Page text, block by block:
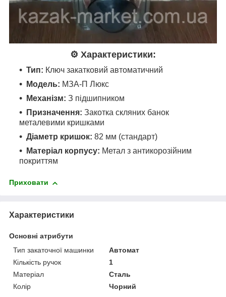
⚙️ Характеристики:
Тип: Ключ закатковий автоматичний
Модель: МЗА-П Люкс
Механізм: З підшипником
Призначення: Закотка скляних банок
металевими кришками
Діаметр кришок: 82 мм (стандарт)
Матеріал корпусу: Метал з антикорозійним
покриттям
Приховати
Характеристики
Основні атрибути
Тип закаточної машинки
Автомат
Кількість ручок
1
Матеріал
Сталь
Колір
Чорний